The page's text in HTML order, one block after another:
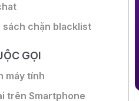
sách chặn blacklist
GỌI
máy tính
trên Smartphone